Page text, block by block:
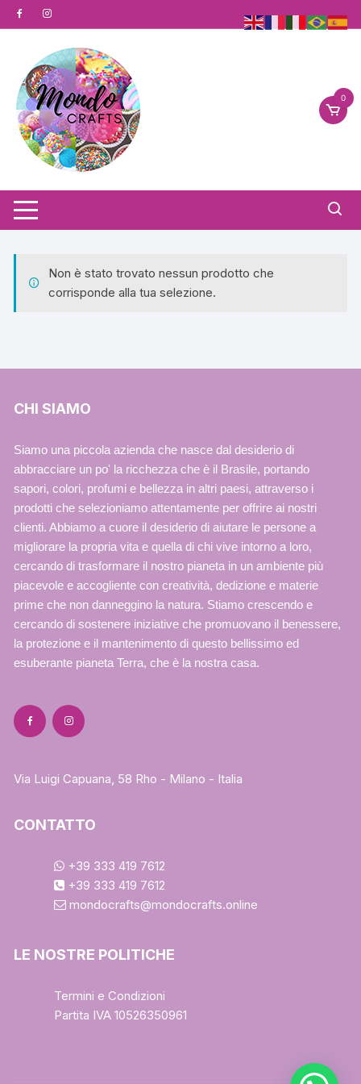
al
0
Non è stato trovato nessun prodotto che
corrisponde alla tua selezione.
CHI SIAMO
Siamo una piccola azienda che nasce dal desiderio di
abbracciare un po' la ricchezza che è il Brasile, portando
sapori, colori, profumi e bellezza in altri paesi, attraverso i
prodotti che selezioniamo attentamente per offrire ai nostri
clienti. Abbiamo a cuore il desiderio di aiutare le persone a
migliorare la propria vita e quella di chi vive intorno a loro,
cercando di trasformare il nostro pianeta in un ambiente più
piacevole e accogliente con creatività, dedizione e materie
prime che non danneggino la natura. Stiamo crescendo e
cercando di sostenere iniziative che promuovano il benessere,
la protezione e il mantenimento di questo bellissimo ed
esuberante pianeta Terra, che è la nostra casa.
Via Luigi Capuana, 58 Rho - Milano - Italia
CONTATTO
+39 333 419 7612
+39 333 419 7612
mondocrafts@mondocrafts.online
LE NOSTRE POLITICHE
Termini e Condizioni
Partita IVA 10526350961